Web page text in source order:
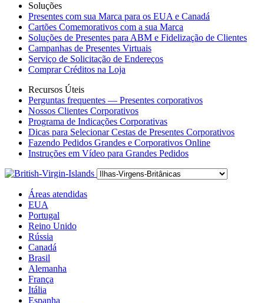
Soluções
Presentes com sua Marca para os EUA e Canadá
Cartões Comemorativos com a sua Marca
Soluções de Presentes para ABM e Fidelização de Clientes
Campanhas de Presentes Virtuais
Serviço de Solicitação de Endereços
Comprar Créditos na Loja
Recursos Úteis
Perguntas frequentes — Presentes corporativos
Nossos Clientes Corporativos
Programa de Indicações Corporativas
Dicas para Selecionar Cestas de Presentes Corporativos
Fazendo Pedidos Grandes e Corporativos Online
Instruções em Vídeo para Grandes Pedidos
Áreas atendidas
EUA
Portugal
Reino Unido
Rússia
Canadá
Brasil
Alemanha
França
Itália
Espanha